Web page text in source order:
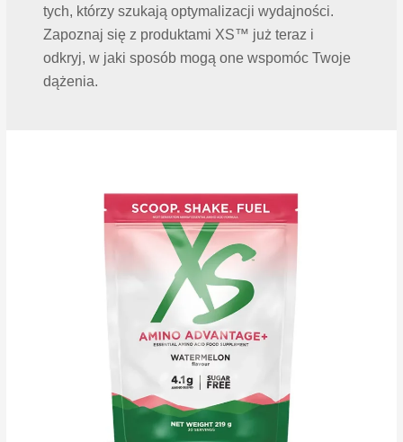
tych, którzy szukają optymalizacji wydajności.
Zapoznaj się z produktami XS™ już teraz i
odkryj, w jaki sposób mogą one wspomóc Twoje
dążenia.